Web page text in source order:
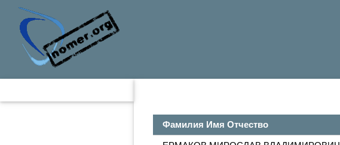
Фамилия Имя Отчество